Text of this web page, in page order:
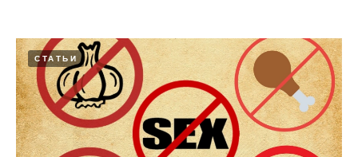
СТАТЬИ